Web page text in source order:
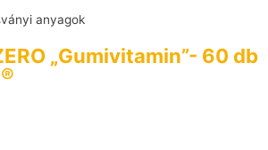
anyagok
„Gumivitamin”- 60 db